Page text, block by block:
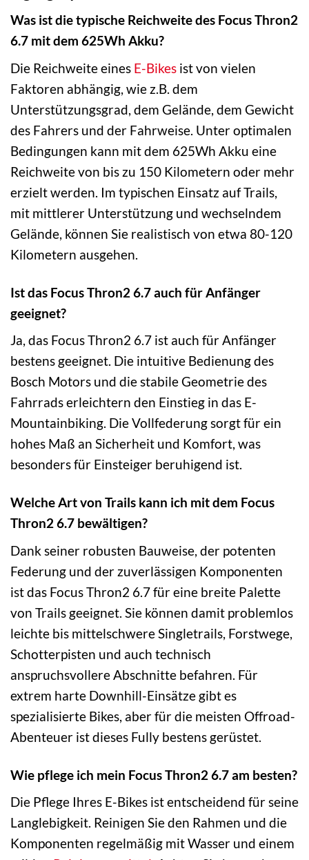
Was ist die typische Reichweite des Focus Thron2
6.7 mit dem 625Wh Akku?
Die Reichweite eines E-Bikes ist von vielen
Faktoren abhängig, wie z.B. dem
Unterstützungsgrad, dem Gelände, dem Gewicht
des Fahrers und der Fahrweise. Unter optimalen
Bedingungen kann mit dem 625Wh Akku eine
Reichweite von bis zu 150 Kilometern oder mehr
erzielt werden. Im typischen Einsatz auf Trails,
mit mittlerer Unterstützung und wechselndem
Gelände, können Sie realistisch von etwa 80-120
Kilometern ausgehen.
Ist das Focus Thron2 6.7 auch für Anfänger
geeignet?
Ja, das Focus Thron2 6.7 ist auch für Anfänger
bestens geeignet. Die intuitive Bedienung des
Bosch Motors und die stabile Geometrie des
Fahrrads erleichtern den Einstieg in das E-
Mountainbiking. Die Vollfederung sorgt für ein
hohes Maß an Sicherheit und Komfort, was
besonders für Einsteiger beruhigend ist.
Welche Art von Trails kann ich mit dem Focus
Thron2 6.7 bewältigen?
Dank seiner robusten Bauweise, der potenten
Federung und der zuverlässigen Komponenten
ist das Focus Thron2 6.7 für eine breite Palette
von Trails geeignet. Sie können damit problemlos
leichte bis mittelschwere Singletrails, Forstwege,
Schotterpisten und auch technisch
anspruchsvollere Abschnitte befahren. Für
extrem harte Downhill-Einsätze gibt es
spezialisierte Bikes, aber für die meisten Offroad-
Abenteuer ist dieses Fully bestens gerüstet.
Wie pflege ich mein Focus Thron2 6.7 am besten?
Die Pflege Ihres E-Bikes ist entscheidend für seine
Langlebigkeit. Reinigen Sie den Rahmen und die
Komponenten regelmäßig mit Wasser und einem